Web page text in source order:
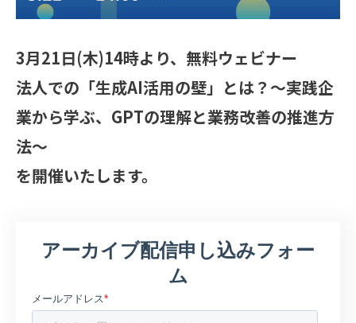
3月21日(木)14時より、無料ウェビナー
法人での「生成AI活用の壁」とは？〜実践企
業から学ぶ、GPTの理解と業務改善の推進方
法〜
を開催いたします。